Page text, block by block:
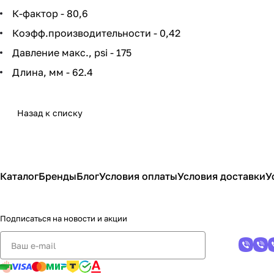
К-фактор - 80,6
Коэфф.производительности - 0,42
Давление макс., psi - 175
Длина, мм - 62.4
Назад к списку
КаталогБрендыБлогУсловия оплатыУсловия доставки
Подписаться на новости и акции